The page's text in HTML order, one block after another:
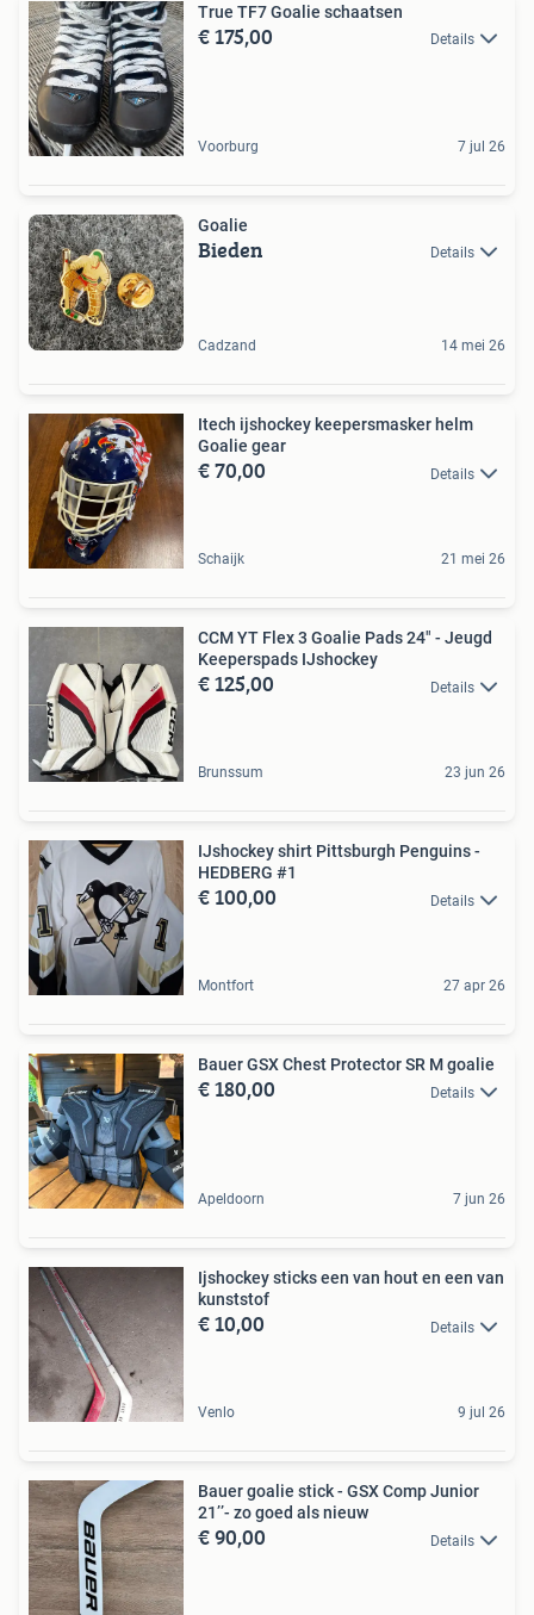
True TF7 Goalie schaatsen
€ 175,00 Details
Voorburg 7 jul 26
Goalie
Bieden Details
Cadzand 14 mei 26
Itech ijshockey keepersmasker helm
Goalie gear
€ 70,00 Details
Schaijk 21 mei 26
CCM YT Flex 3 Goalie Pads 24" - Jeugd
Keeperspads IJshockey
€ 125,00 Details
Brunssum 23 jun 26
IJshockey shirt Pittsburgh Penguins -
HEDBERG #1
€ 100,00 Details
Montfort 27 apr 26
Bauer GSX Chest Protector SR M goalie
€ 180,00 Details
Apeldoorn 7 jun 26
Ijshockey sticks een van hout en een van
kunststof
€ 10,00 Details
Venlo 9 jul 26
Bauer goalie stick - GSX Comp Junior
21’’- zo goed als nieuw
€ 90,00 Details